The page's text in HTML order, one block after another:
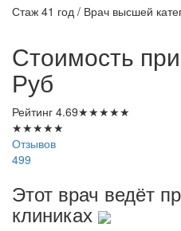
Стаж 41 год / Врач высшей
Стоимость
Руб
Рейтинг 4.69★★★★★
★★★★★
Отзывов
499
Этот врач ведёт
клиниках